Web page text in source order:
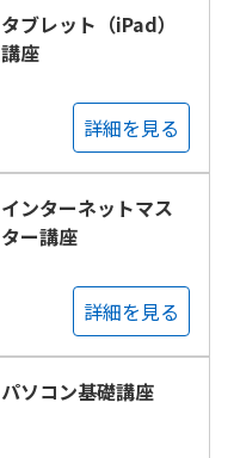
タブレット（iPad）
講座
詳細を見る
インターネットマス
ター講座
詳細を見る
パソコン基礎講座